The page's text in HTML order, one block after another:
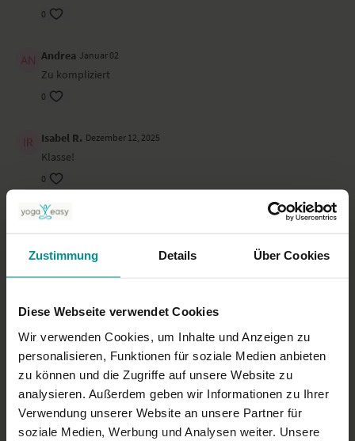
Zustimmung Details Über Cookies
Diese Webseite verwendet Cookies
Wir verwenden Cookies, um Inhalte und Anzeigen zu
personalisieren, Funktionen für soziale Medien anbieten
zu können und die Zugriffe auf unsere Website zu
analysieren. Außerdem geben wir Informationen zu Ihrer
Verwendung unserer Website an unsere Partner für
soziale Medien, Werbung und Analysen weiter. Unsere
0
Andrea Januar 02
Zu kompliziert
0
Isabel R. Dezember 12, 2025
Klasse!
0
Annette B.
Schwachpunkte, die ich auf mich angepasst trainiere. Es fällt
die rechte Seite zu entlasten. Es ist eine gut aufgebaute
Anleitung. Danke dir!!
0
Mehr laden